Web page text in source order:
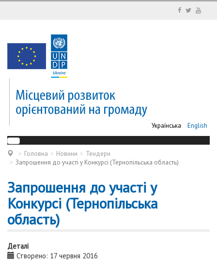
Українська English
Головна Новини
Тендери
Запрошення до участі у Конкурсі (Тернопільська область)
Запрошення до участі у
Конкурсі (Тернопільська
область)
Деталі
Створено: 17 червня 2016